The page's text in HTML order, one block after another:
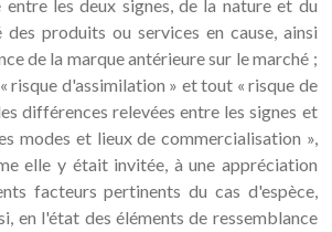
les deux signes, de la nature et du
produits ou services en cause, ainsi
de la marque antérieure sur le marché ;
risque d'assimilation » et tout « risque de
différences relevées entre les signes et
modes et lieux de commercialisation »,
elle y était invitée, à une appréciation
facteurs pertinents du cas d'espèce,
en l'état des éléments de ressemblance